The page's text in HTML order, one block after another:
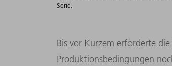
Serie.
Bis vor Kurzem erforderte
Produktionsbedingungen